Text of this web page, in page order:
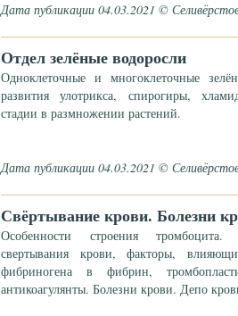
Дата публикации 04.03.2021 ©
Отдел зелёные водоросли
Одноклеточные и многоклеточные
развития улотрикса, спирогиры,
стадии в размножении растений.
Дата публикации 04.03.2021 ©
Свёртывание крови. Болезни
Особенности строения тромбоцита.
свертывания крови, факторы,
фибриногена в фибрин,
антикоагулянты. Болезни крови. Депо